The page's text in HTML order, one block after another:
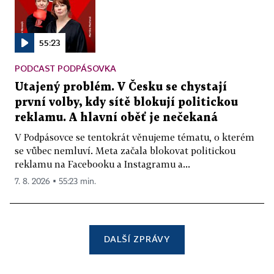
55:23
PODCAST PODPÁSOVKA
Utajený problém. V Česku se chystají
první volby, kdy sítě blokují politickou
reklamu. A hlavní oběť je nečekaná
V Podpásovce se tentokrát věnujeme tématu, o kterém
se vůbec nemluví. Meta začala blokovat politickou
reklamu na Facebooku a Instagramu a...
7. 8. 2026 ▪ 55:23 min.
DALŠÍ ZPRÁVY